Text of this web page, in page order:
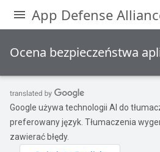
App Defense
Ocena bezpieczeństwa
Google używa technologii AI do
preferowany język. Tłumaczenia
zawierać błędy.